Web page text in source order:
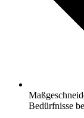
Bedürfnisse